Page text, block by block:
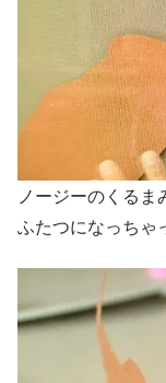
ノージーのくるま
ふたつになっちゃ